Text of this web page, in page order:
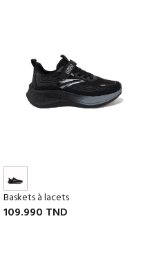
Baskets à lacets
109.990 TND